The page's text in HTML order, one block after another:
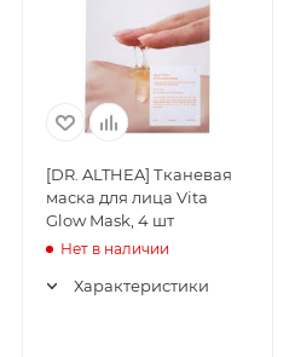
[DR. ALTHEA] Тканевая
маска для лица Vita
Glow Mask, 4 шт
Нет в наличии
Характеристики